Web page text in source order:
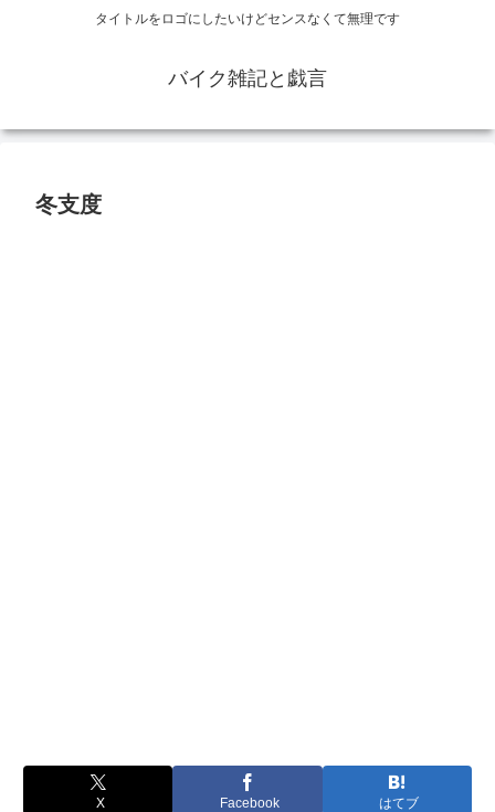
タイトルをロゴにしたいけどセンスなくて無理です
バイク雑記と戯言
冬支度
X Facebook はてブ